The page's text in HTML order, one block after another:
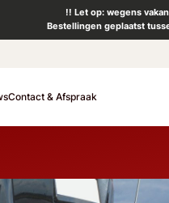
!! Let op: wegens
Bestellingen geplaatst
Contact & Afspraak